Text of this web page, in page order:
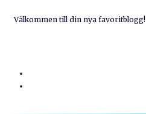
Välkommen till din nya favoritblogg!